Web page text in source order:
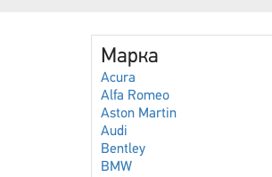
Марка
Acura
Alfa Romeo
Aston Martin
Audi
Bentley
BMW